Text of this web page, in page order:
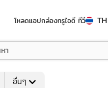
โหลดแอปกล่องทรูไอดี ทีวี TH
อื่นๆ